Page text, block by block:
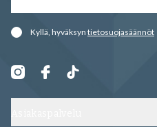
Kyllä, hyväksyn tietosuojasäännöt